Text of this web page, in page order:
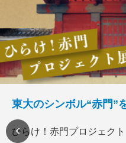
東大のシンボル“赤門”
ひらけ！赤門プロジェクト